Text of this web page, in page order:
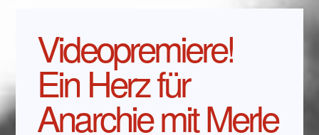
Videopremiere!
Ein Herz für
Anarchie mit Merle